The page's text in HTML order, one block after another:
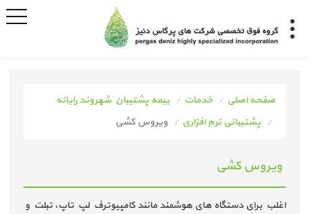
صفحه اصلی خدمات
بیمه پشتیبان شهروند رایانه
پشتیبانی نرم افزاری
ویروس کشی
ویروس کشی
اغلب برای دستگاه های هوشمند مانند کامپیوترف لپ تاپ، تبلت و